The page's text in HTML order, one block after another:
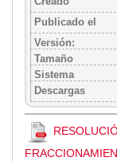
Publicado el
Versión:
Tamaño
Sistema
Descargas
2020
2024
2023
2022
2021
2016
2019